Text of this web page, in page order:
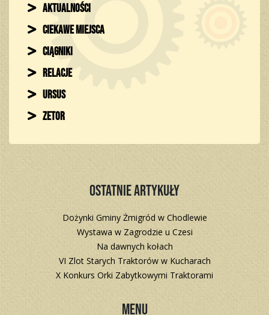
Aktualności
Ciekawe miejsca
Ciągniki
Relacje
Ursus
Zetor
Ostatnie artykuły
Dożynki Gminy Żmigród w Chodlewie
Wystawa w Zagrodzie u Czesi
Na dawnych kołach
VI Zlot Starych Traktorów w Kucharach
X Konkurs Orki Zabytkowymi Traktorami
Menu